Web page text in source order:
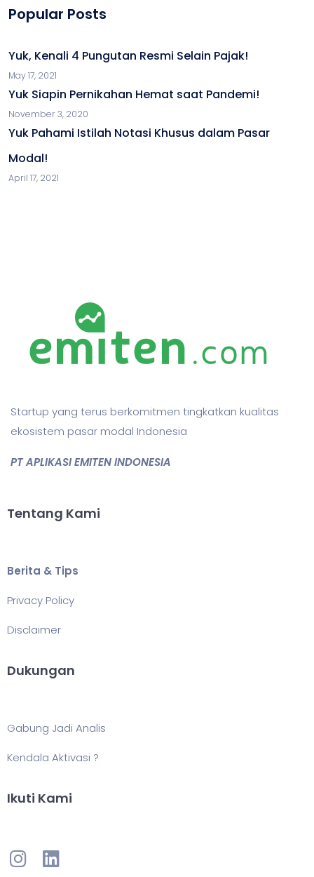
Popular Posts
Yuk, Kenali 4 Pungutan Resmi Selain Pajak!
May 17, 2021
Yuk Siapin Pernikahan Hemat saat Pandemi!
November 3, 2020
Yuk Pahami Istilah Notasi Khusus dalam Pasar
Modal!
April 17, 2021
Startup yang terus berkomitmen tingkatkan kualitas
ekosistem pasar modal Indonesia
PT APLIKASI EMITEN INDONESIA
Tentang Kami
Berita & Tips
Privacy Policy
Disclaimer
Dukungan
Gabung Jadi Analis
Kendala Aktivasi ?
Ikuti Kami